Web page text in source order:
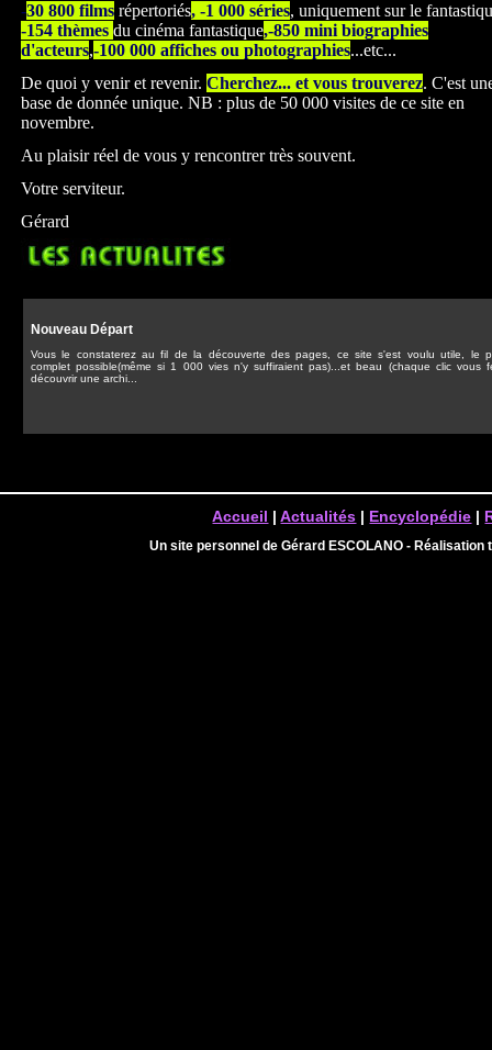
-30 800 films répertoriés, -1 000 séries, uniquement sur le
-154 thèmes du cinéma fantastique,-850 mini biographies
d'acteurs,-100 000 affiches ou photographies...etc...
De quoi y venir et revenir. Cherchez... et vous trouverez. C'est
base de donnée unique. NB : plus de 50 000 visites de ce site en
novembre.
Au plaisir réel de vous y rencontrer très souvent.
Votre serviteur.
Gérard
Nouveau Départ
Vous le constaterez au fil de la découverte des pages, ce site s'est voulu utile, le
complet possible(même si 1 000 vies n'y suffiraient pas)...et beau (chaque clic vous
découvrir une archi...
Accueil |Actualités | Encyclopédie |
Un site personnel de Gérard ESCOLANO -